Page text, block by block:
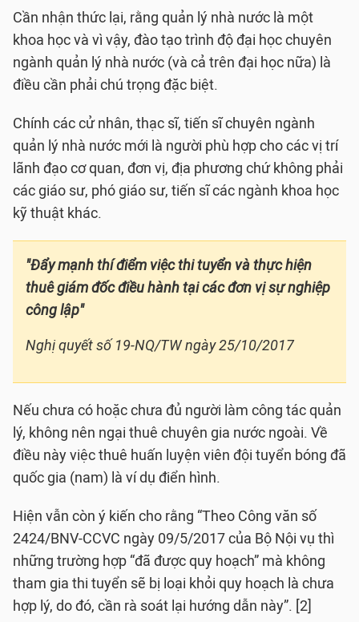
Cần nhận thức lại, rằng quản lý nhà nước là một
khoa học và vì vậy, đào tạo trình độ đại học chuyên
ngành quản lý nhà nước (và cả trên đại học nữa) là
điều cần phải chú trọng đặc biệt.
Chính các cử nhân, thạc sĩ, tiến sĩ chuyên ngành
quản lý nhà nước mới là người phù hợp cho các vị trí
lãnh đạo cơ quan, đơn vị, địa phương chứ không phải
các giáo sư, phó giáo sư, tiến sĩ các ngành khoa học
kỹ thuật khác.
"Đẩy mạnh thí điểm việc thi tuyển và thực hiện
thuê giám đốc điều hành tại các đơn vị sự nghiệp
công lập"
Nghị quyết số 19-NQ/TW ngày 25/10/2017
Nếu chưa có hoặc chưa đủ người làm công tác quản
lý, không nên ngại thuê chuyên gia nước ngoài. Về
điều này việc thuê huấn luyện viên đội tuyển bóng đã
quốc gia (nam) là ví dụ điển hình.
Hiện vẫn còn ý kiến cho rằng “Theo Công văn số
2424/BNV-CCVC ngày 09/5/2017 của Bộ Nội vụ thì
những trường hợp “đã được quy hoạch” mà không
tham gia thi tuyển sẽ bị loại khỏi quy hoạch là chưa
hợp lý, do đó, cần rà soát lại hướng dẫn này”. [2]